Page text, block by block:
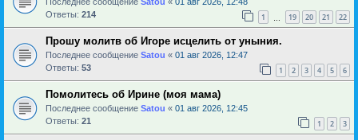
Ответы: 214 1 19 20 21 22
Прошу молитв об Игоре исцелить от уныния.
Последнее сообщение Satou « 01 авг 2026, 12:47
Ответы: 53 1 2 3 4 5 6
Помолитесь об Ирине (моя мама)
Последнее сообщение Satou « 01 авг 2026, 12:45
Ответы: 21 1 2 3